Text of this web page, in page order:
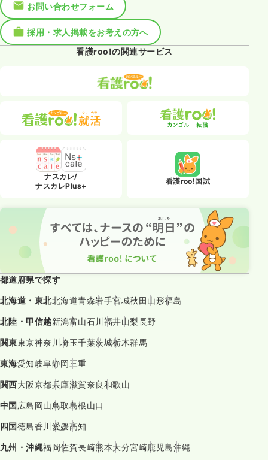
お問い合わせフォーム
採用・求人掲載をお考えの方へ
看護roo!の関連サービス
ナスカレ/
ナスカレPlus+
看護roo!国試
都道府県で探す
北海道・東北北海道青森岩手宮城秋田山形福島
北陸・甲信越新潟富山石川福井山梨長野
関東東京神奈川埼玉千葉茨城栃木群馬
東海愛知岐阜静岡三重
関西大阪京都兵庫滋賀奈良和歌山
中国広島岡山鳥取島根山口
四国徳島香川愛媛高知
九州・沖縄福岡佐賀長崎熊本大分宮崎鹿児島沖縄